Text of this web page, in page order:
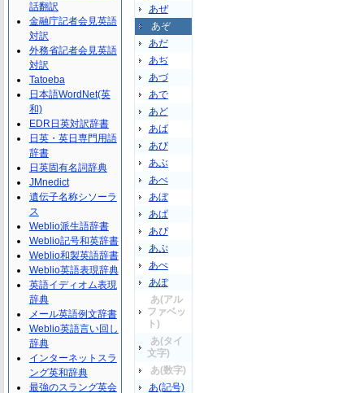
あぜ
あぞ
あだ
あぢ
あづ
あで
あど
あば
あび
あぶ
あべ
あぼ
あぱ
あぴ
あぷ
あぺ
あぽ
あ(アル
ファベッ
ト)
あ(タイ
文字)
あ(数字)
あ(記号)
話翻訳
金融庁記者会見英語
対訳
外務省記者会見英語
対訳
Tatoeba
日本語WordNet(英
和)
EDR日英対訳辞書
日英・英日専門用語
辞書
日英固有名詞辞典
JMnedict
遺伝子名称シソーラ
ス
Weblio派生語辞書
Weblio記号和英辞書
Weblio和製英語辞書
Weblio英語表現辞典
英語イディオム表現
辞典
メール英語例文辞書
Weblio英語言い回し
辞典
インターネットスラ
ング英和辞典
最強のスラング英会